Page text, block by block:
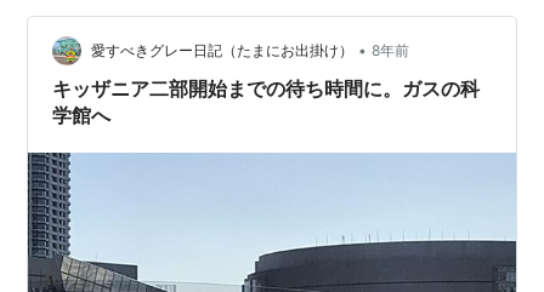
らの暮らし・社会、地球温暖化や気候変動などの社会の
課題について、体験しながら考え、楽しみながら学ぶ施
設です。 ガスについ…
愛すべきグレー日記（たまにお出掛け） • 8年前
キッザニア二部開始までの待ち時間に。ガスの科
学館へ